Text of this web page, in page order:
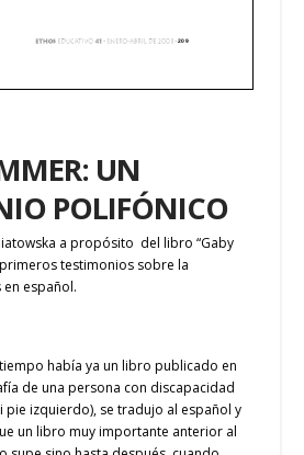
UN
POLIFÓNICO
a propósito del libro “Gaby
testimonios sobre la
español.
había ya un libro publicado en
de una persona con discapacidad
pie izquierdo), se tradujo al español y
un libro muy importante anterior al